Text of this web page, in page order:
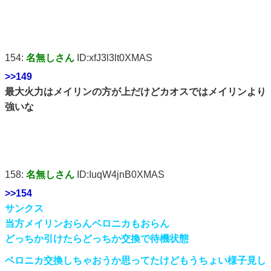
154: 名無しさん ID:xfJ3l3lt0XMAS
>>149
最大火力はメイリンの方が上だけどカオスではメイリンより
強いな
158: 名無しさん ID:IuqW4jnB0XMAS
>>154
サンクス
当方メイリンおらんベロニカもおらん
どっちか引けたらどっちか交換で待機状態
ベロニカ交換しちゃおうか思ってたけどもうちょい様子見し